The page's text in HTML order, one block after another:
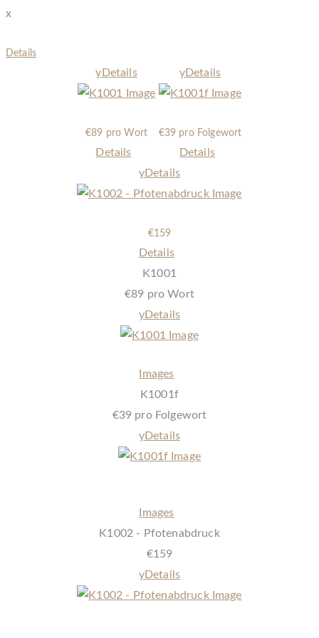
x
Details
yDetails
€89 pro Wort
Details
yDetails
€39 pro Folgewort
Details
yDetails
€159
Details
K1001
€89 pro Wort
yDetails
Images
K1001f
€39 pro Folgewort
yDetails
Images
K1002 - Pfotenabdruck
€159
yDetails